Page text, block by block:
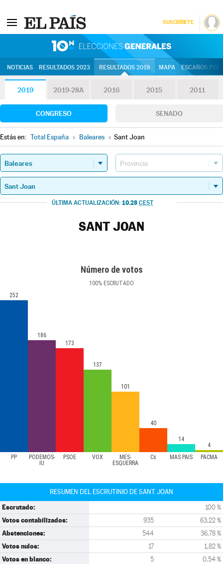
SUSCRÍBETE
NOTICIAS RESULTADOS 2023 RESULTADOS 2019 MAPA ESCAÑOS
2019 2019-28A 2016 2015 2011
CONGRESO SENADO
Estás en: Total España » Baleares » Sant Joan
ÚLTIMA ACTUALIZACIÓN: 10.28 CEST
SANT JOAN
Número de votos
100% ESCRUTADO
PP
PODEMOS-
IU
PSOE VOX
MÉS-
ESQUERRA
Cs MÁS PAÍS PACMA
252
186
173
137
101
40
14
4
RESUMEN DEL ESCRUTINIO DE SANT JOAN
Escrutado: 100 %
Votos contabilizados: 935 63,22 %
Abstenciones: 544 36,78 %
Votos nulos: 17 1,82 %
Votos en blanco: 5 0,54 %